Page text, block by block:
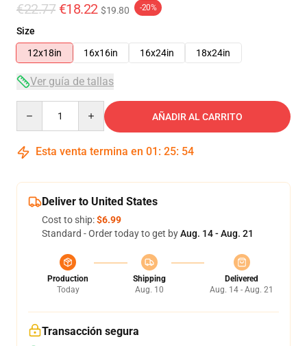
€22.77 €18.22 $19.80 -20%
Size
12x18in
16x16in 16x24in 18x24in
Ver guía de tallas
AÑADIR AL CARRITO
Esta venta termina en 01 : 25: 53
Deliver to United States
Cost to ship:$6.99
Standard - Order today to get byAug. 14 - Aug. 21
Production
Today
Shipping
Aug. 10
Delivered
Aug. 14 - Aug. 21
Transacción segura